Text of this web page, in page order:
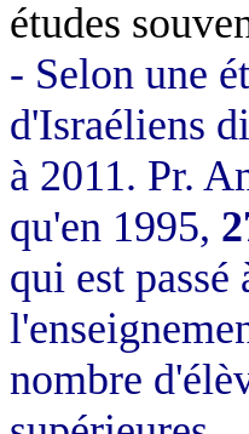
études
- Selon une
d'Israéliens
à 2011. Pr.
qu'en 1995,
qui est passé
nombre